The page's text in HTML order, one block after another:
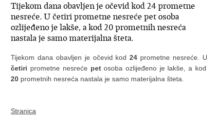
Tijekom dana obavljen je očevid kod 24 prometne
nesreće. U četiri prometne nesreće pet osoba
ozlijeđeno je lakše, a kod 20 prometnih nesreća
nastala je samo materijalna šteta.
Tijekom dana obavljen je očevid kod 24 prometne nesreće. U
četiri prometne nesreće petosoba ozlijeđeno je lakše, a kod
20 prometnih nesreća nastala je samo materijalna šteta.
Stranica